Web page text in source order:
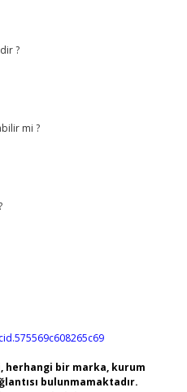
?
mi ?
herhangi bir marka, kurum
bulunmamaktadır.